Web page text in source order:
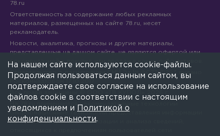
78.ru
Ответственность за содержание любых рекламных
материалов, размещенных на сайте 78.ru, несет
рекламодатель.
Новости, аналитика, прогнозы и другие материалы,
представленные на данном сайте, не являются офертой или
рекомендацией к покупке или продаже каких-либо активов.
Свидетельство о регистрации СМИ Эл № ФС77-71293 выдано
Все права защищены © ООО «ТВ КУПОЛ»
На 78.ru применяются рекомендательные технологии
(информационные технологии предоставления информации
на основе сбора, систематизации и анализа сведений,
На нашем сайте используются cookie-файлы.
Продолжая пользоваться данным сайтом, вы
подтверждаете свое согласие на использование
файлов cookie в соответствии с настоящим
уведомлением и
Политикой о
конфиденциальности.